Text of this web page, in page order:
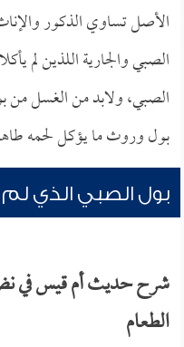
الأصل تساوي الذكور
الصبي والجارية اللذين لم
الصبي، ولابد من الغسل من
بول وروث ما يؤكل لحمه
بول الصبي الذي
شرح حديث أم قيس في
الطعام